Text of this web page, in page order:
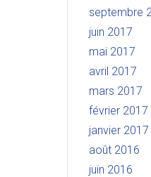
septembre
juin 2017
mai 2017
avril 2017
mars 2017
février 2017
janvier 2017
août 2016
juin 2016